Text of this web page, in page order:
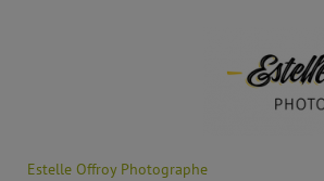
Estelle Offroy Photographe